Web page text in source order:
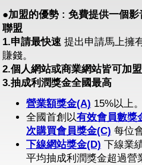
●加盟的優勢 : 免費提供一個
聯盟
1.申請最快速 提出申請馬上擁
賺錢。
2.個人網站或商業網站皆可加盟
3.抽成利潤獎金全國最高
營業額獎金(A) 15%以上
全國首創以有效會員數獎
次購買會員獎金(C) 每位
下線網站獎金(D) 下線業
平均抽成利潤獎金超過營